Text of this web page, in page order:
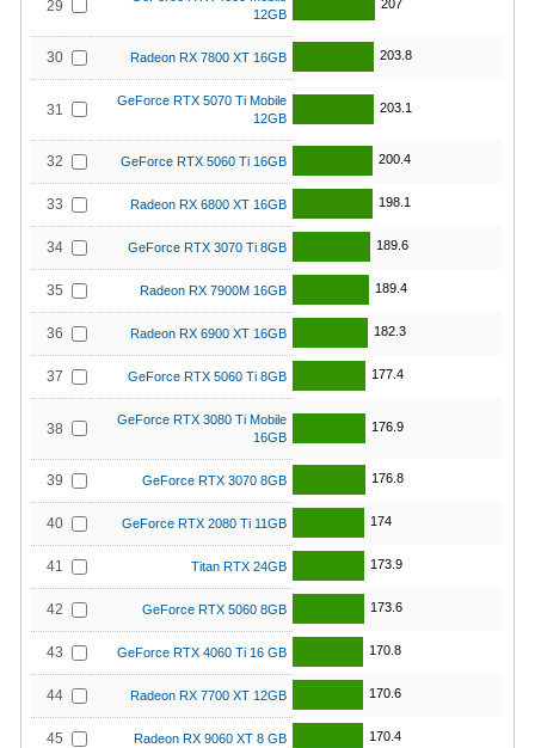
29
12GB
207
30 Radeon RX 7800 XT 16GB 203.8
31
GeForce RTX 5070 Ti Mobile
12GB
203.1
32 GeForce RTX 5060 Ti 16GB 200.4
33 Radeon RX 6800 XT 16GB 198.1
34 GeForce RTX 3070 Ti 8GB 189.6
35 Radeon RX 7900M 16GB 189.4
36 Radeon RX 6900 XT 16GB 182.3
37 GeForce RTX 5060 Ti 8GB 177.4
38
GeForce RTX 3080 Ti Mobile
16GB
176.9
39 GeForce RTX 3070 8GB 176.8
40 GeForce RTX 2080 Ti 11GB 174
41 Titan RTX 24GB 173.9
42 GeForce RTX 5060 8GB 173.6
43 GeForce RTX 4060 Ti 16 GB 170.8
44 Radeon RX 7700 XT 12GB 170.6
45 Radeon RX 9060 XT 8 GB 170.4